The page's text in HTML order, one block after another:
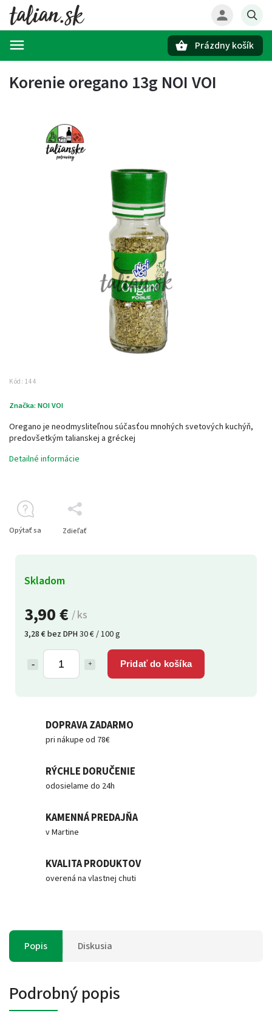
Prázdny košík
Korenie oregano 13g NOI VOI
Kód: 144
Značka: NOI VOI
3,90 € / ks
3,28 € bez DPH30 € / 100 g
Pridať do košíka
Skladom
Oregano je neodmysliteľnou súčasťou mnohých svetových kuchýň,
predovšetkým talianskej a gréckej
Detailné informácie
Opýtať sa Zdieľať
DOPRAVA ZADARMO
pri nákupe od 78€
RÝCHLE DORUČENIE
odosielame do 24h
KAMENNÁ PREDAJŇA
v Martine
KVALITA PRODUKTOV
overená na vlastnej chuti
Popis Diskusia
Podrobný popis